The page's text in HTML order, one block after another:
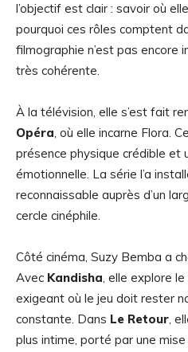
l’objectif est clair : savoir où
pourquoi ces rôles comptent
filmographie n’est pas encore
très cohérente.
À la télévision, elle s’est fait
Opéra, où elle incarne Flora.
présence physique crédible et
émotionnelle. La série l’a
reconnaissable auprès d’un
cercle cinéphile.
Côté cinéma, Suzy Bemba a
Avec Kandisha, elle explore
exigeant où le jeu doit rester
constante. Dans Le Retour,
plus intime, porté par une